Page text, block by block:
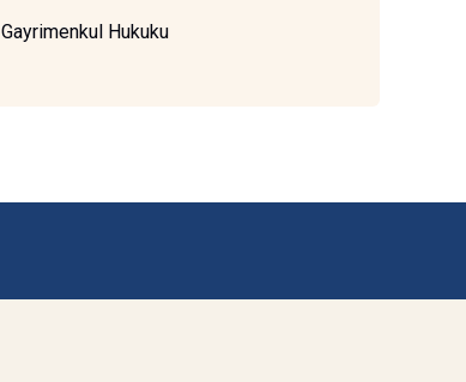
Gayrimenkul Hukuku